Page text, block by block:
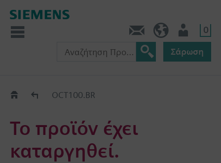
0
Σάρωση
Old2NewOCT100.BR
Το προϊόν έχει
καταργηθεί.